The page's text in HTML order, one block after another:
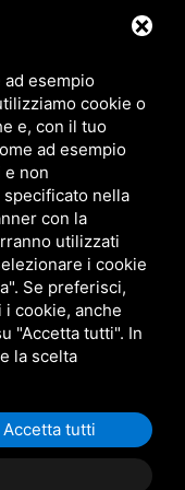
v3,Privacy Policy
esempio
cookie o
e, con il tuo
ad esempio
e non
nella
con la
utilizzati
i cookie
Se preferisci,
cookie, anche
"Accetta tutti". In
la scelta
Accetta tutti